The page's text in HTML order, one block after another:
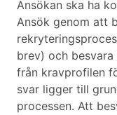
Ansökan ska ha
Ansök genom att
brev) och
från kravprofilen
svar ligger till
processen. Att